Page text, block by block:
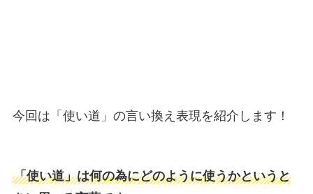
今回は「使い道」の言い換え表現を紹介します！
「使い道」は何の為にどのように使うかというと